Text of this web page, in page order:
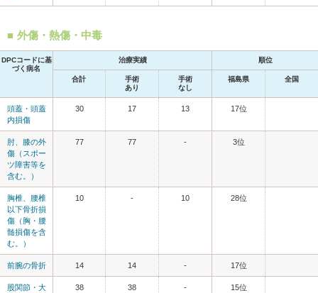
外傷・熱傷・中毒
DPCコードに基
づく病名
治療実績 順位
合計
手術
あり
手術
なし
福島県 全国
頭蓋・頭蓋
内損傷
30 17 13 17位
肘、膝の外
傷（スポー
ツ障害等を
含む。）
77 77 - 3位
胸椎、腰椎
以下骨折損
傷（胸・腰
髄損傷を含
む。）
10 - 10 28位
前腕の骨折 14 14 - 17位
股関節・大
38 38 - 15位